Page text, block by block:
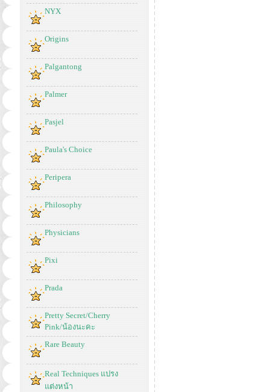
NYX
Origins
Palgantong
Palmer
Pasjel
Paula's Choice
Peripera
Philosophy
Physicians
Pixi
Prada
Pretty Secret/Cherry
Pink/น้องนะคะ
Rare Beauty
Real Techniques แปรง
แต่งหน้า